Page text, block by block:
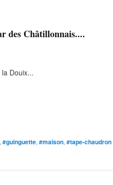
des Châtillonnais....
Douix...
, #guinguette, #maison, #tape-chaudron